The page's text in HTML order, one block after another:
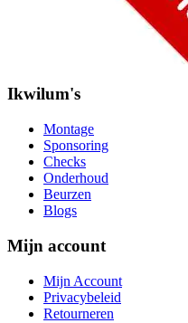
Ikwilum's
Montage
Sponsoring
Checks
Onderhoud
Beurzen
Blogs
Mijn account
Mijn Account
Privacybeleid
Retourneren